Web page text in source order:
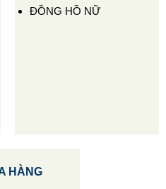
ĐỒNG HỒ NỮ
HÀNG